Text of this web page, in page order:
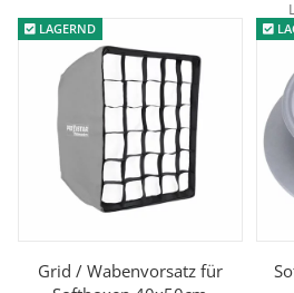
LAGERND
Grid / Wabenvorsatz für